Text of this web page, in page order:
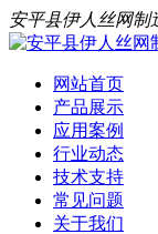
安平县伊人丝网制
网站首页
产品展示
应用案例
行业动态
技术支持
常见问题
关于我们